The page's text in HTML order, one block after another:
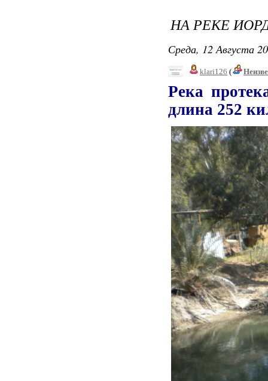
НА РЕКЕ
Среда, 12 Августа
klari126 (
Река
длина 252